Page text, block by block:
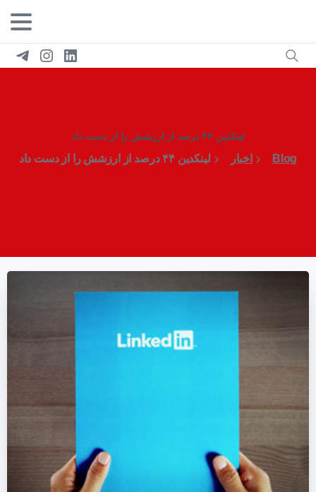
لینکدین ۴۴ درصد از ارزشش را از دست داد
Blog اخبار لینکدین ۴۴ درصد از ارزشش را از دست داد